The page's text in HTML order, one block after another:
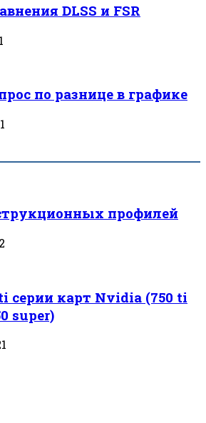
DLSS и FSR
по разнице в графике
профилей
серии карт Nvidia (750 ti
super)